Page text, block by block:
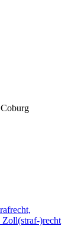
Coburg
Zoll(straf-)recht